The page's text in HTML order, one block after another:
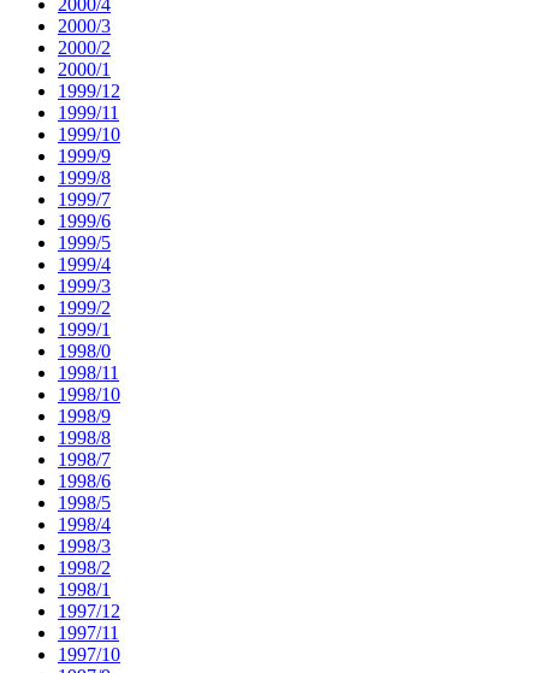
2000/3
2000/2
2000/1
1999/12
1999/11
1999/10
1999/9
1999/8
1999/7
1999/6
1999/5
1999/4
1999/3
1999/2
1999/1
1998/0
1998/11
1998/10
1998/9
1998/8
1998/7
1998/6
1998/5
1998/4
1998/3
1998/2
1998/1
1997/12
1997/11
1997/10